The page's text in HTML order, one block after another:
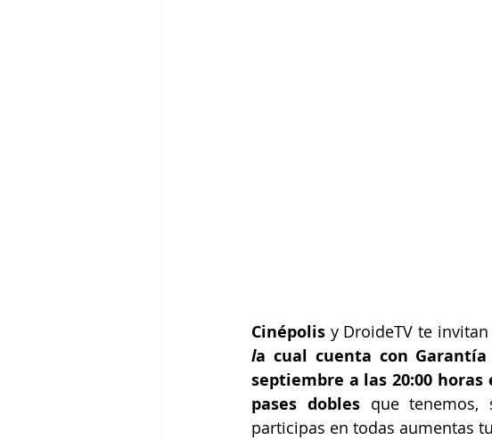
Cinépolis y DroideTV te
la cual cuenta con Garantía
septiembre a las 20:00 horas
pases dobles que tenemos,
participas en todas aumentas